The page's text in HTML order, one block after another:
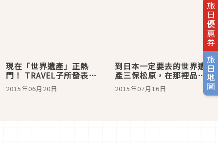
旅日優惠券
旅日地圖
現在「世界遺產」正熱
門！ TRAVEL子所發表的
「5月份日本旅遊檢索人氣
排行榜TOP20」＆「人氣
2015年06月20日
到日本一定要去的世界遺
產三保松原，在那裡品嚐
烏溜溜的靜岡靈魂美食
「靜岡關東煮」！
2015年07月16日